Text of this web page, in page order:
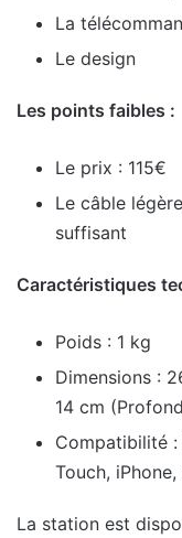
La
Le design
Les points faibles :
Le prix : 115€
Le câble
suffisant
Caractéristiques
Poids : 1 kg
Dimensions :
14 cm
Compatibilité :
Touch, iPhone,
La station est